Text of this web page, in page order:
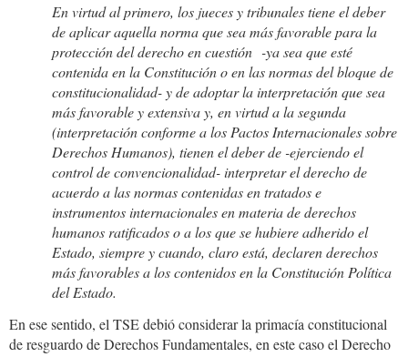
En virtud al primero, los jueces y tribunales tiene el deber
de aplicar aquella norma que sea más favorable para la
protección del derecho en cuestión -ya sea que esté
contenida en la Constitución o en las normas del bloque de
constitucionalidad- y de adoptar la interpretación que sea
más favorable y extensiva y, en virtud a la segunda
(interpretación conforme a los Pactos Internacionales sobre
Derechos Humanos), tienen el deber de -ejerciendo el
control de convencionalidad- interpretar el derecho de
acuerdo a las normas contenidas en tratados e
instrumentos internacionales en materia de derechos
humanos ratificados o a los que se hubiere adherido el
Estado, siempre y cuando, claro está, declaren derechos
más favorables a los contenidos en la Constitución Política
del Estado.
En ese sentido, el TSE debió considerar la primacía constitucional
de resguardo de Derechos Fundamentales, en este caso el Derecho